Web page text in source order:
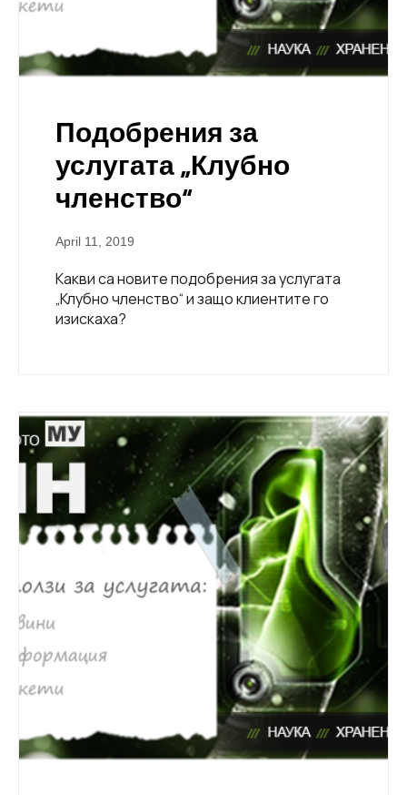
Подобрения за
услугата „Клубно
членство“
April 11, 2019
Какви са новите подобрения за услугата
„Клубно членство“ и защо клиентите го
изискаха?